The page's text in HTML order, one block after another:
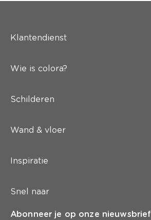
Klantendienst
Wie is colora?
Schilderen
Wand & vloer
Inspiratie
Snel naar
Abonneer je op onze nieuwsbrief